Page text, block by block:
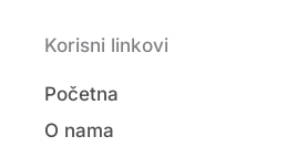
Korisni linkovi
Početna
O nama